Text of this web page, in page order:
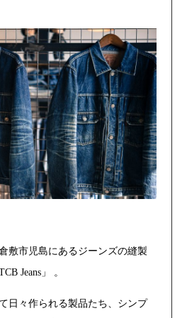
敷市児島にあるジーンズの縫製
Jeans」 。
日々作られる製品たち、シンプ